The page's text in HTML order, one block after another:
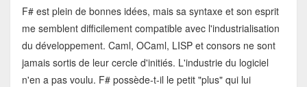
F# est plein de bonnes idées, mais sa syntaxe et son esprit
me semblent difficilement compatible avec l'industrialisation
du développement. Caml, OCaml, LISP et consors ne sont
jamais sortis de leur cercle d'initiés. L'industrie du logiciel
n'en a pas voulu. F# possède-t-il le petit "plus" qui lui